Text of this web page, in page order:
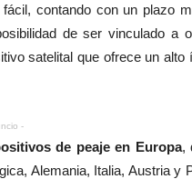
contando con un plazo
de ser vinculado a
satelital que ofrece un alto
-
de peaje en Europa,
Alemania, Italia, Austria y